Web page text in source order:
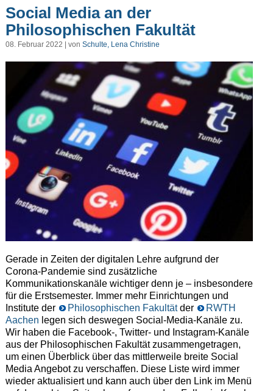
Social Media an der
Philosophischen Fakultät
08. Februar 2022 | von Schulte, Lena Christine
Gerade in Zeiten der digitalen Lehre aufgrund der
Corona-Pandemie sind zusätzliche
Kommunikationskanäle wichtiger denn je – insbesondere
für die Erstsemester. Immer mehr Einrichtungen und
Institute der
Philosophischen Fakultätder
RWTH
Aachen legen sich deswegen Social-Media-Kanäle zu.
Wir haben die Facebook-, Twitter- und Instagram-Kanäle
aus der Philosophischen Fakultät zusammengetragen,
um einen Überblick über das mittlerweile breite Social
Media Angebot zu verschaffen. Diese Liste wird immer
wieder aktualisiert und kann auch über den Link im Menü